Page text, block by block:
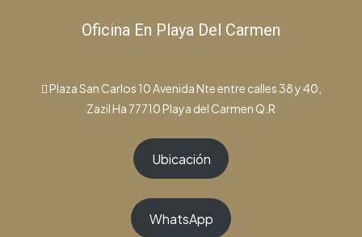
Oficina En Playa Del Carmen
Plaza San Carlos 10 Avenida Nte entre calles 38 y 40,
Zazil Ha 77710 Playa del Carmen Q.R
Ubicación
WhatsApp